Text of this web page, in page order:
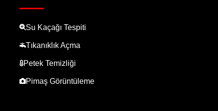
Su Kaçağı Tespiti
Tıkanıklık Açma
Petek Temizliği
Pimaş Görüntüleme